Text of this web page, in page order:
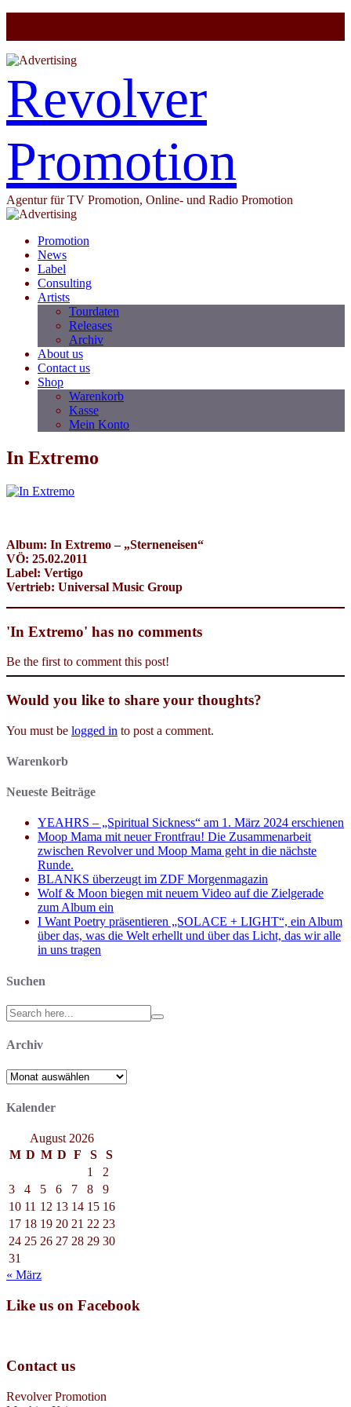
Revolver
Promotion
Agentur für TV Promotion, Online- und Radio Promotion
Promotion
News
Label
Consulting
Artists
Tourdaten
Releases
Archiv
About us
Contact us
Shop
Warenkorb
Kasse
Mein Konto
In Extremo
Album: In Extremo – „Sterneneisen“
VÖ: 25.02.2011
Label: Vertigo
Vertrieb: Universal Music Group
'In Extremo' has no comments
Be the first to comment this post!
Would you like to share your thoughts?
You must be logged in to post a comment.
Warenkorb
Neueste Beiträge
YEAHRS – „Spiritual Sickness“ am 1. März 2024 erschienen
Moop Mama mit neuer Frontfrau! Die Zusammenarbeit
zwischen Revolver und Moop Mama geht in die nächste
Runde.
BLANKS überzeugt im ZDF Morgenmagazin
Wolf & Moon biegen mit neuem Video auf die Zielgerade
zum Album ein
I Want Poetry präsentieren „SOLACE + LIGHT“, ein Album
über das, was die Welt erhellt und über das Licht, das wir alle
in uns tragen
Suchen
Search
for:
Archiv
Archiv
Kalender
August 2026
M D M D F S
S
1
2
3
4 5 6 7 8
9
10 11 12 13 14 15 16
17 18 19 20 21 22 23
24 25 26 27 28 29 30
31
« März
Like us on Facebook
Contact us
Revolver Promotion